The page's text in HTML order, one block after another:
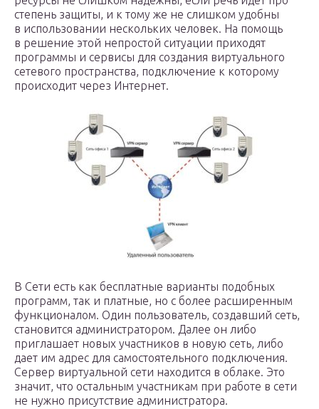
степень защиты, и к тому же не слишком удобны
в использовании нескольких человек. На помощь
в решение этой непростой ситуации приходят
программы и сервисы для создания виртуального
сетевого пространства, подключение к которому
происходит через Интернет.
В Сети есть как бесплатные варианты подобных
программ, так и платные, но с более расширенным
функционалом. Один пользователь, создавший сеть,
становится администратором. Далее он либо
приглашает новых участников в новую сеть, либо
дает им адрес для самостоятельного подключения.
Сервер виртуальной сети находится в облаке. Это
значит, что остальным участникам при работе в сети
не нужно присутствие администратора.